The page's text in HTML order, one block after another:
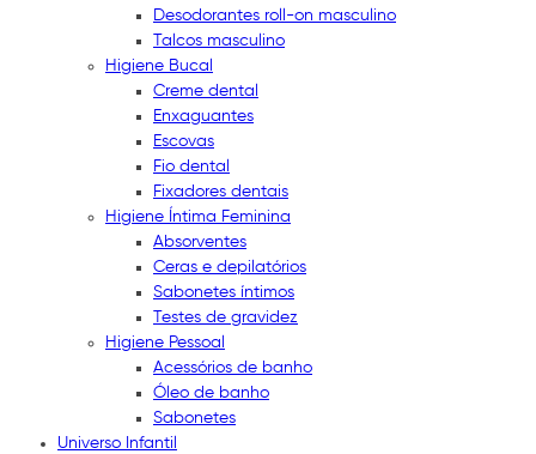
Desodorantes roll-on masculino
Talcos masculino
Higiene Bucal
Creme dental
Enxaguantes
Escovas
Fio dental
Fixadores dentais
Higiene Íntima Feminina
Absorventes
Ceras e depilatórios
Sabonetes íntimos
Testes de gravidez
Higiene Pessoal
Acessórios de banho
Óleo de banho
Sabonetes
Universo Infantil